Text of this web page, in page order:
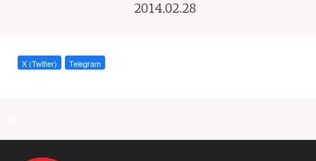
2014.02.28
X (Twitter) Telegram